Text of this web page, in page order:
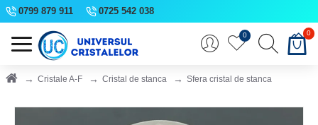
0799 879 911 0725 542 038
0 0
Cristale A-F Cristal de stanca Sfera cristal de stanca